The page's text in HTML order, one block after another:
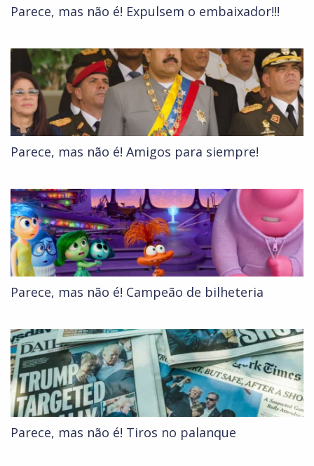
Parece, mas não é! Expulsem o embaixador!!!
Parece, mas não é! Amigos para siempre!
Parece, mas não é! Campeão de bilheteria
Parece, mas não é! Tiros no palanque